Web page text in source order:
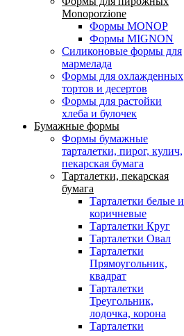
Monoporzione
Формы MONOP
Формы MIGNON
Силиконовые формы для
мармелада
Формы для oхлажденных
тортов и десертов
Формы для растойки
хлеба и булочек
Бумажные формы
Формы бумажные
тарталетки, пирог, кулич,
пекарская бумага
Тарталетки, пекарская
бумага
Тарталетки белые и
коричневые
Тарталетки Круг
Тарталетки Овал
Тарталетки
Прямоугольник,
квадрат
Тарталетки
Треугольник,
лодочка, корона
Тарталетки